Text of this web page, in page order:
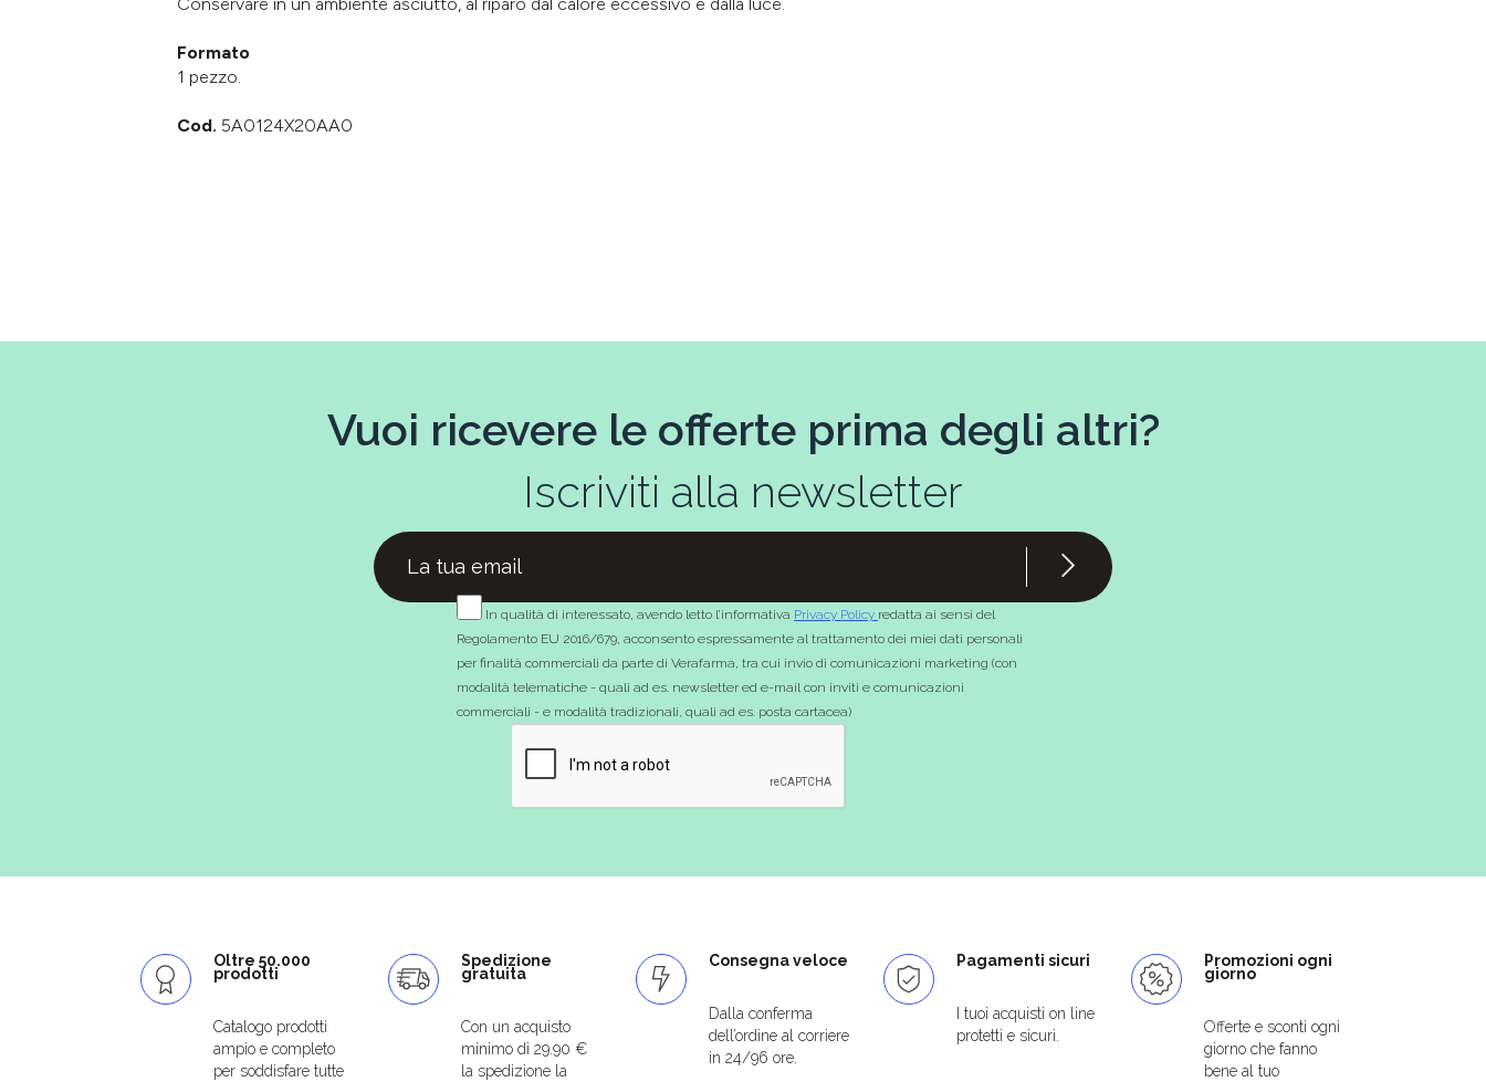
Formato
1 pezzo.
Cod. 5A0124X20AA0
Vuoi ricevere le offerte prima degli altri?
Iscriviti alla newsletter
In qualità di interessato, avendo letto l’informativa Privacy Policy redatta ai sensi del
Regolamento EU 2016/679, acconsento espressamente al trattamento dei miei dati personali
per finalità commerciali da parte di Verafarma, tra cui invio di comunicazioni marketing (con
modalità telematiche - quali ad es. newsletter ed e-mail con inviti e comunicazioni
commerciali - e modalità tradizionali, quali ad es. posta cartacea)
Oltre 50.000
prodotti
Catalogo prodotti
ampio e completo
per soddisfare tutte
Spedizione
gratuita
Con un acquisto
minimo di 29.90 €
la spedizione la
Consegna veloce
Dalla conferma
dell’ordine al corriere
in 24/96 ore.
Pagamenti sicuri
I tuoi acquisti on line
protetti e sicuri.
Promozioni ogni
giorno
Offerte e sconti ogni
giorno che fanno
bene al tuo